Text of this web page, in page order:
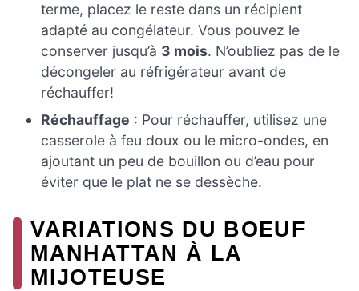
terme, placez le reste dans un récipient
adapté au congélateur. Vous pouvez le
conserver jusqu’à 3 mois. N’oubliez pas de le
décongeler au réfrigérateur avant de
réchauffer!
Réchauffage : Pour réchauffer, utilisez une
casserole à feu doux ou le micro-ondes, en
ajoutant un peu de bouillon ou d’eau pour
éviter que le plat ne se dessèche.
VARIATIONS DU BOEUF
MANHATTAN À LA
MIJOTEUSE